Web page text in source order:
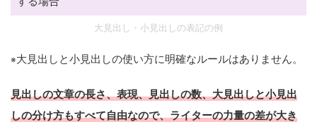
大見出し・小見出しの表記の例
※大見出しと小見出しの使い方に明確なルールはありません。
見出しの文章の長さ、表現、見出しの数、大見出しと小見出
しの分け方もすべて自由なので、ライターの力量の差が大き